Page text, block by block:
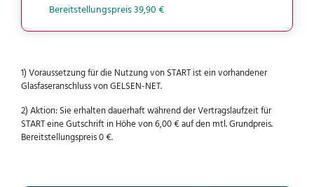
Bereitstellungspreis 39,90 €
1) Voraussetzung für die Nutzung von START ist ein vorhandener
Glasfaseranschluss von GELSEN-NET.
2) Aktion: Sie erhalten dauerhaft während der Vertragslaufzeit für
START eine Gutschrift in Höhe von 6,00 € auf den mtl. Grundpreis.
Bereitstellungspreis 0 €.